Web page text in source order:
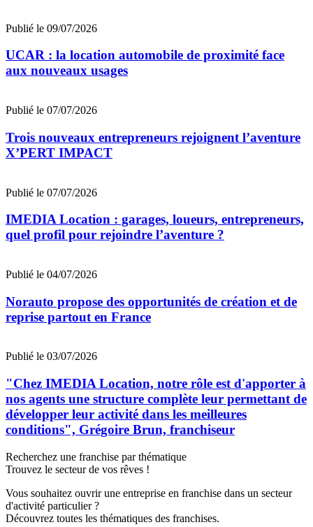
Publié le 09/07/2026
UCAR : la location automobile de proximité face
aux nouveaux usages
Publié le 07/07/2026
Trois nouveaux entrepreneurs rejoignent l’aventure
X’PERT IMPACT
Publié le 07/07/2026
IMEDIA Location : garages, loueurs, entrepreneurs,
quel profil pour rejoindre l’aventure ?
Publié le 04/07/2026
Norauto propose des opportunités de création et de
reprise partout en France
Publié le 03/07/2026
"Chez IMEDIA Location, notre rôle est d'apporter à
nos agents une structure complète leur permettant de
développer leur activité dans les meilleures
conditions", Grégoire Brun, franchiseur
Recherchez une franchise par thématique
Trouvez le secteur de vos rêves !
Vous souhaitez ouvrir une entreprise en franchise dans un secteur
d'activité particulier ?
Découvrez toutes les thématiques des franchises.